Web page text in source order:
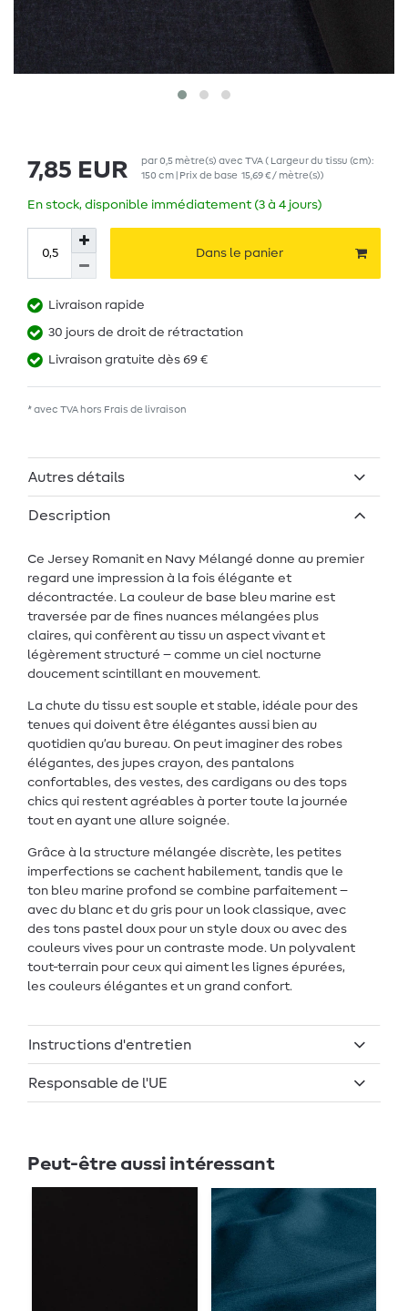
7,85 EUR par0,5 mètre(s) avec TVA( Largeur du tissu (cm):
150 cm | Prix de base 15,69 € / mètre(s))
En stock, disponible immédiatement (3 à 4 jours)
Dans le panier
Livraison rapide
30 jours de droit de rétractation
Livraison gratuite dès 69 €
* avec TVA hors Frais de livraison
Autres détails
Description
Ce Jersey Romanit en Navy Mélangé donne au premier
regard une impression à la fois élégante et
décontractée. La couleur de base bleu marine est
traversée par de fines nuances mélangées plus
claires, qui confèrent au tissu un aspect vivant et
légèrement structuré – comme un ciel nocturne
doucement scintillant en mouvement.
La chute du tissu est souple et stable, idéale pour des
tenues qui doivent être élégantes aussi bien au
quotidien qu’au bureau. On peut imaginer des robes
élégantes, des jupes crayon, des pantalons
confortables, des vestes, des cardigans ou des tops
chics qui restent agréables à porter toute la journée
tout en ayant une allure soignée.
Grâce à la structure mélangée discrète, les petites
imperfections se cachent habilement, tandis que le
ton bleu marine profond se combine parfaitement –
avec du blanc et du gris pour un look classique, avec
des tons pastel doux pour un style doux ou avec des
couleurs vives pour un contraste mode. Un polyvalent
tout-terrain pour ceux qui aiment les lignes épurées,
les couleurs élégantes et un grand confort.
Instructions d'entretien
Responsable de l'UE
Peut-être aussi intéressant